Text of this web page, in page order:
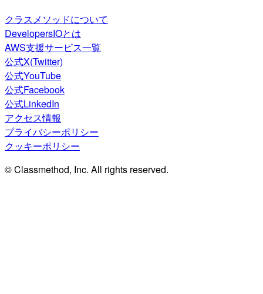
クラスメソッドについて
DevelopersIOとは
AWS支援サービス一覧
公式X(Twitter)
公式YouTube
公式Facebook
公式LinkedIn
アクセス情報
プライバシーポリシー
クッキーポリシー
© Classmethod, Inc. All rights reserved.